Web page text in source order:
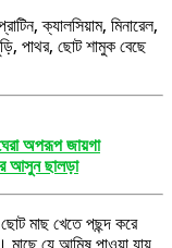
ক্যালসিয়াম, মিনারেল,
পাথর, ছোট শামুক বেছে
অপরূপ জায়গা
আসুন ছালড়া
মাছ খেতে পছন্দ করে